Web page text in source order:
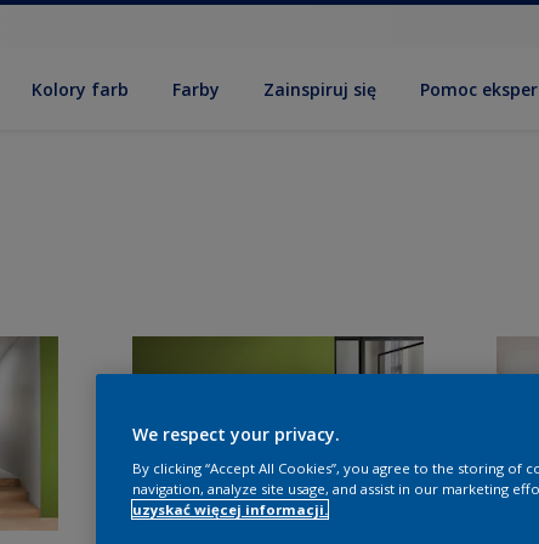
Kolory farb Farby Zainspiruj się Pomoc
We respect your privacy.
By clicking “Accept All Cookies”, you agree to the storing of
navigation, analyze site usage, and assist in our marketing
uzyskać więcej informacji.